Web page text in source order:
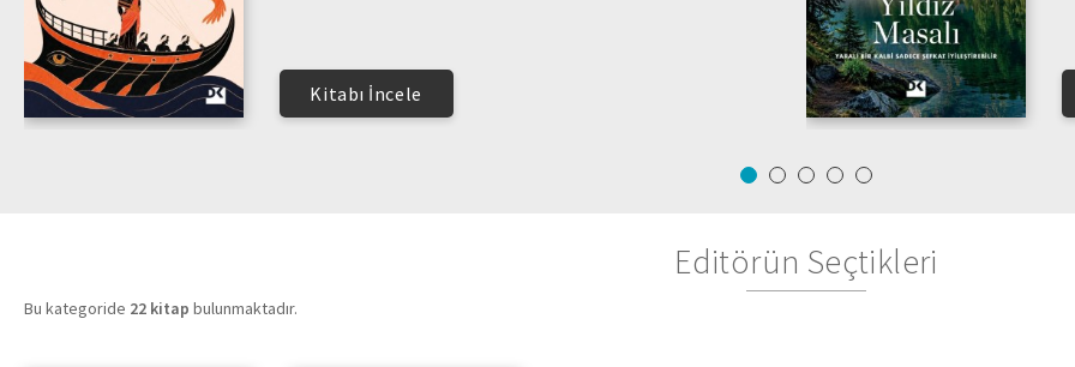
Kitabı İncele
Editörün Seçtikleri
Bu kategoride 22 kitap bulunmaktadır.